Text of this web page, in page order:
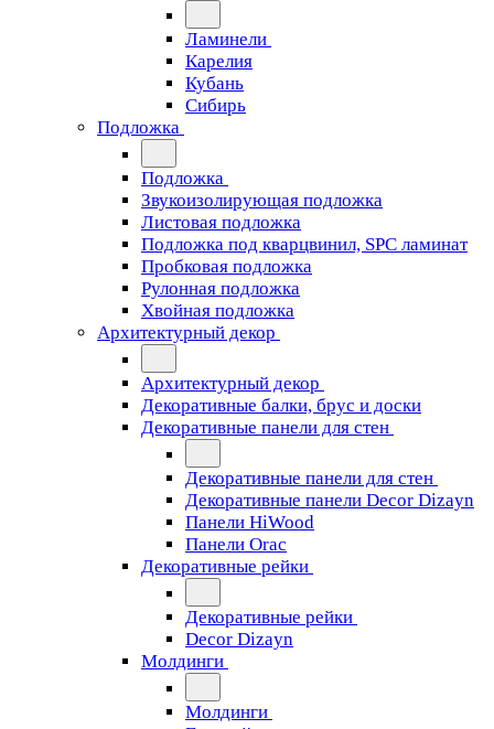
Ламинели
Карелия
Кубань
Сибирь
Подложка
Подложка
Звукоизолирующая подложка
Листовая подложка
Подложка под кварцвинил, SPC ламинат
Пробковая подложка
Рулонная подложка
Хвойная подложка
Архитектурный декор
Архитектурный декор
Декоративные балки, брус и доски
Декоративные панели для стен
Декоративные панели для стен
Декоративные панели Decor Dizayn
Панели HiWood
Панели Orac
Декоративные рейки
Декоративные рейки
Decor Dizayn
Молдинги
Молдинги